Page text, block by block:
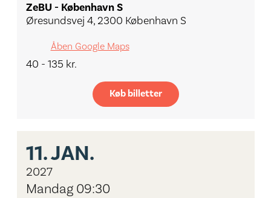
ZeBU - København S
Øresundsvej 4, 2300 København S
Åben Google Maps
40 - 135 kr.
Køb billetter
11.JAN.
2027
Mandag 09:30